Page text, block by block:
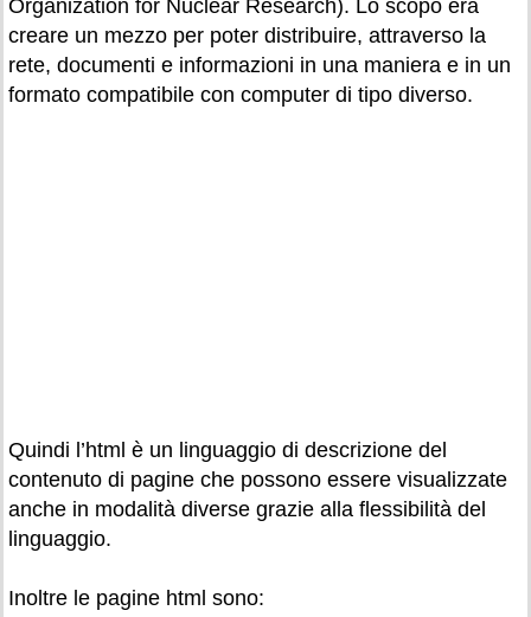
Organization for Nuclear Research). Lo scopo era
creare un mezzo per poter distribuire, attraverso la
rete, documenti e informazioni in una maniera e in un
formato compatibile con computer di tipo diverso.
Quindi l’html è un linguaggio di descrizione del
contenuto di pagine che possono essere visualizzate
anche in modalità diverse grazie alla flessibilità del
linguaggio.
Inoltre le pagine html sono: